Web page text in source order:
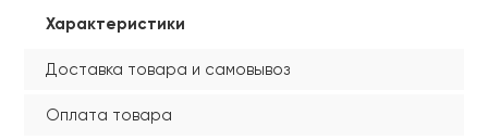
Характеристики
Доставка товара и самовывоз
Оплата товара